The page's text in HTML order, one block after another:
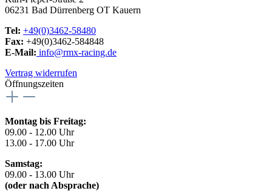
06231 Bad Dürrenberg OT Kauern
Tel: +49(0)3462-58480
Fax: +49(0)3462-584848
E-Mail: info@rmx-racing.de
Vertrag widerrufen
Öffnungszeiten
Montag bis Freitag:
09.00 - 12.00 Uhr
13.00 - 17.00 Uhr
Samstag:
09.00 - 13.00 Uhr
(oder nach Absprache)